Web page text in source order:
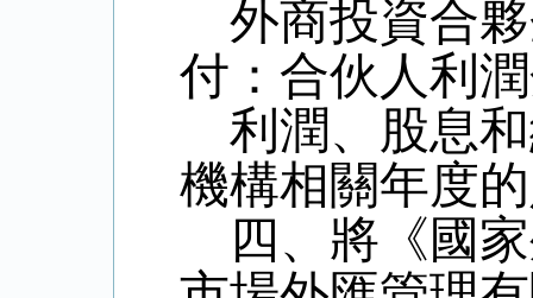
外商投資合
付：合伙人利
利潤、股息
機構相關年度
四、將《國